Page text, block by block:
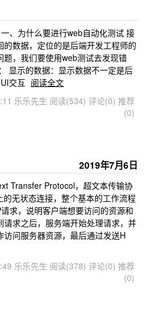
、为什么要进行web自动化测试 接
的数据，定位的是后端开发工程师的
题，我们要使用web测试去发现错
显示的数据：显示数据不一定是后
交互 阅读全文
乐乐先生 阅读(534) 评论(0) 推荐
(0)
2019年7月6日
Transfer Protocol，超文本传输协
无状态连接，整个基本的工作流程
求，说明客户端想要访问的资源和
请求之后，服务端开始处理请求，并
问服务器资源，最后通过发送H
乐乐先生 阅读(378) 评论(0) 推荐
(0)